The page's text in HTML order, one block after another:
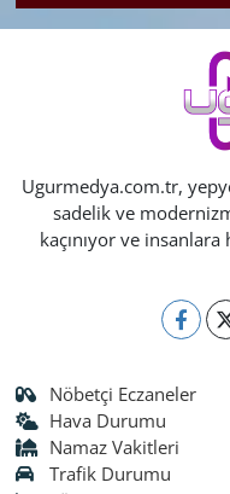
Ugurmedya.com.tr,
sadelik ve
kaçınıyor ve
Nöbetçi Eczaneler
Hava Durumu
Namaz Vakitleri
Trafik Durumu